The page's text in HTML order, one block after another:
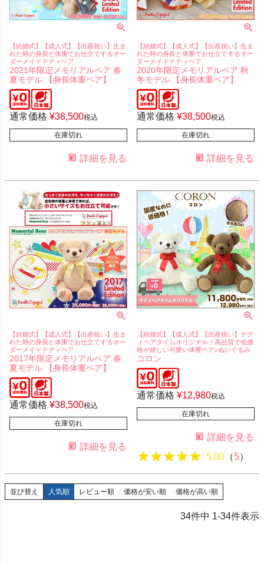
【結婚式】【成人式】【出産祝い】生ま
れた時の身長と体重でお仕立てするオー
ダーメイドテディベア
2021年限定メモリアルベア 春
夏モデル 【身長体重ベア】
通常価格 ¥38,500税込
在庫切れ
詳細を見る
【結婚式】【成人式】【出産祝い】生ま
れた時の身長と体重でお仕立てするオー
ダーメイドテディベア
2020年限定メモリアルベア 秋
冬モデル 【身長体重ベア】
通常価格 ¥38,500税込
在庫切れ
詳細を見る
【結婚式】【成人式】【出産祝い】生ま
れた時の身長と体重でお仕立てするオー
ダーメイドテディベア
2017年限定メモリアルベア 春
夏モデル 【身長体重ベア】
通常価格 ¥38,500税込
在庫切れ
詳細を見る
【結婚式】【成人式】【出産祝い】テデ
ィベアタイムオリジナル！高品質で低価
格が嬉しい可愛い体重ベア♪ぬいぐるみ
コロン
通常価格 ¥12,980税込
在庫切れ
詳細を見る
5.00 （5）
並び替え 人気順 レビュー順 価格が安い順 価格が高い順
34件中 1-34件表示